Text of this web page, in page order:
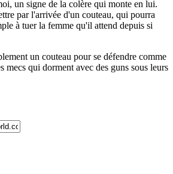
un signe de la colère qui monte en lui.
par l'arrivée d'un couteau, qui pourra
à tuer la femme qu'il attend depuis si
un couteau pour se défendre comme
mecs qui dorment avec des guns sous leurs